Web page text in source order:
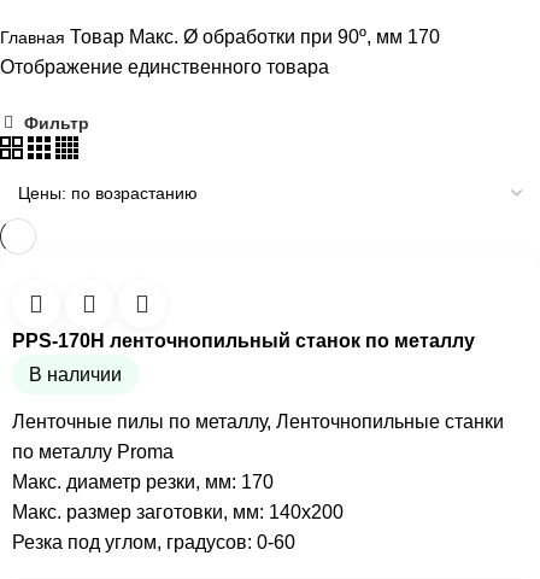
Главная Товар Макс. Ø обработки при 90º, мм 170
Отображение единственного товара
Фильтр
PPS-170H ленточнопильный станок по металлу
В наличии
Ленточные пилы по металлу, Ленточнопильные станки
по металлу Proma
Макс. диаметр резки, мм: 170
Макс. размер заготовки, мм: 140x200
Резка под углом, градусов: 0-60